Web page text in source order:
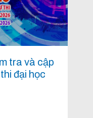
tra và cập
đại học